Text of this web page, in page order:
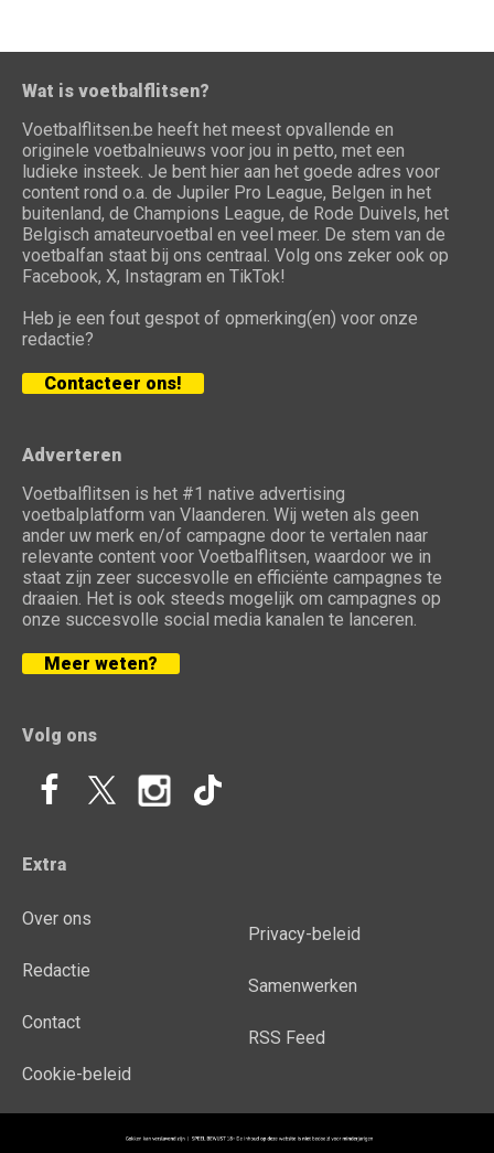
Wat is voetbalflitsen?
Voetbalflitsen.be heeft het meest opvallende en
originele voetbalnieuws voor jou in petto, met een
ludieke insteek. Je bent hier aan het goede adres voor
content rond o.a. de Jupiler Pro League, Belgen in het
buitenland, de Champions League, de Rode Duivels, het
Belgisch amateurvoetbal en veel meer. De stem van de
voetbalfan staat bij ons centraal. Volg ons zeker ook op
Facebook, X, Instagram en TikTok!
Heb je een fout gespot of opmerking(en) voor onze
redactie?
Contacteer ons!
Adverteren
Voetbalflitsen is het #1 native advertising
voetbalplatform van Vlaanderen. Wij weten als geen
ander uw merk en/of campagne door te vertalen naar
relevante content voor Voetbalflitsen, waardoor we in
staat zijn zeer succesvolle en efficiënte campagnes te
draaien. Het is ook steeds mogelijk om campagnes op
onze succesvolle social media kanalen te lanceren.
Meer weten?
Volg ons
Extra
Over ons
Redactie
Contact
Cookie-beleid
Privacy-beleid
Samenwerken
RSS Feed